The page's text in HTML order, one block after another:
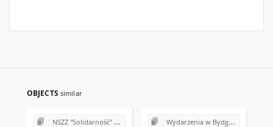
OBJECTS similar
NSZZ "Solidarność" w różnych regionach i zakładach pracy (1980-1981) Wydarzenia w Bydgoszczy (marzec 1981)